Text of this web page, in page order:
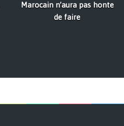
Marocain n’aura pas honte
de faire